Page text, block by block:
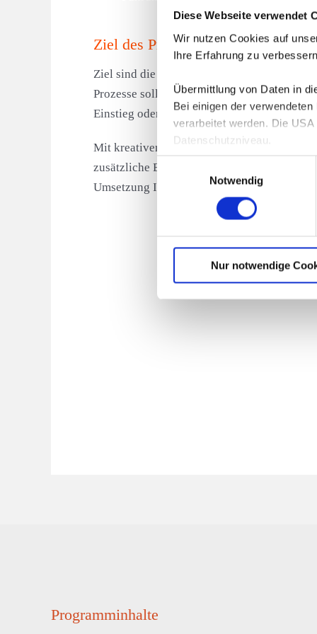
Diese Webseite verwendet
Wir nutzen Cookies auf
Ihre Erfahrung zu
Übermittlung von Daten in
Bei einigen der
verarbeitet werden. Die
Datenschutzniveau.
Nähere Informationen
Einwilligungsauswahl
Notwendig
Nur notwendige
Ziel des Programms
Ziel sind die intensive Beratung und
Prozesse sollen angeregt und in konkrete
Einstieg oder Wiedereinstieg in das
Mit kreativen Methoden erarbeiten wir
zusätzliche Erweiterung Ihrer
Umsetzung Ihrer Ziele.
Programminhalte